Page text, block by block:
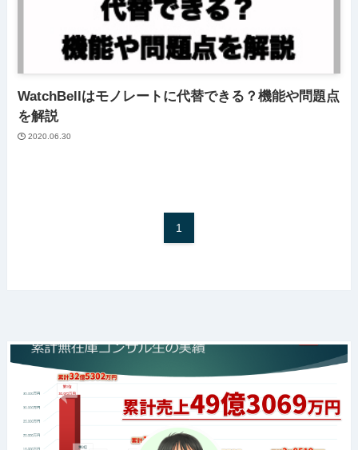
WatchBellはモノレートに代替できる？機能や問題点
を解説
2020.06.30
1